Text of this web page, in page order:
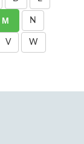
M N
V W